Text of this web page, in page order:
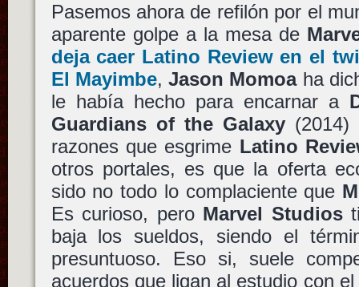
Pasemos ahora de refilón por el
aparente golpe a la mesa de
deja caer Latino Review en el
El Mayimbe,Jason Momoaha
le había hecho para encarnar a
Guardians of the Galaxy
razones que esgrime Latino
otros portales, es que la oferta
sido no todo lo complaciente que
Es curioso, pero Marvel Studios
baja los sueldos, siendo el
presuntuoso. Eso si, suele
acuerdos que ligan al estudio con